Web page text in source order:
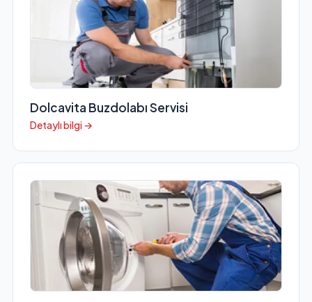
Dolcavita Buzdolabı Servisi
Detaylı bilgi →